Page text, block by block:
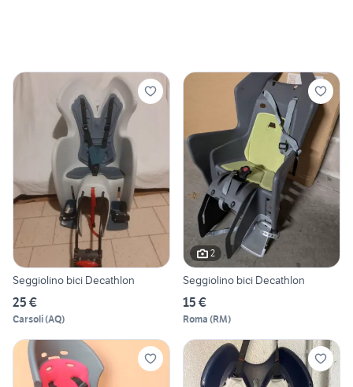
Seggiolino bici Decathlon
25 €
Carsoli(AQ)
2
Seggiolino bici Decathlon
15 €
Roma (RM)